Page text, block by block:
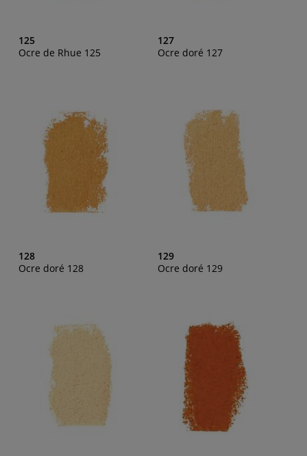
125
Ocre de Rhue 125
127
Ocre doré 127
128
Ocre doré 128
129
Ocre doré 129